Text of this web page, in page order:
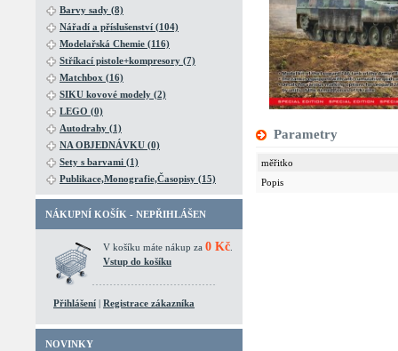
Barvy sady (8)
Nářadí a příslušenství (104)
Modelařská Chemie (116)
Stříkací pistole+kompresory (7)
Matchbox (16)
SIKU kovové modely (2)
LEGO (0)
Autodrahy (1)
NA OBJEDNÁVKU (0)
Sety s barvami (1)
Publikace,Monografie,Časopisy (15)
NÁKUPNÍ KOŠÍK - NEPŘIHLÁŠEN
V košíku máte nákup za 0 Kč
Vstup do košíku
Přihlášení | Registrace zákazníka
NOVINKY
Parametry
měřitko
Popis